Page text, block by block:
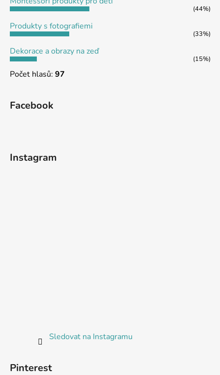
(44%)
Produkty s fotografiemi
(33%)
Dekorace a obrazy na zeď
(15%)
Počet hlasů: 97
Facebook
Instagram
Sledovat na Instagramu
Pinterest